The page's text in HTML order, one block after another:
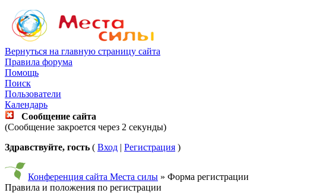
Вернуться на главную страницу сайта
Правила форума
Помощь
Поиск
Пользователи
Календарь
Сообщение сайта
(Сообщение закроется через 2 секунды)
Здравствуйте, гость ( Вход | Регистрация )
Конференция сайта Места силы » Форма регистрации
Правила и положения по регистрации